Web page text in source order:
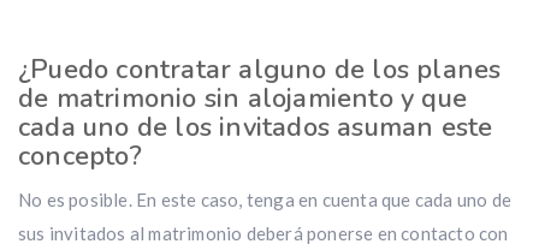
¿Puedo contratar alguno de los planes
de matrimonio sin alojamiento y que
cada uno de los invitados asuman este
concepto?
No es posible. En este caso, tenga en cuenta que cada uno de
sus invitados al matrimonio deberá ponerse en contacto con